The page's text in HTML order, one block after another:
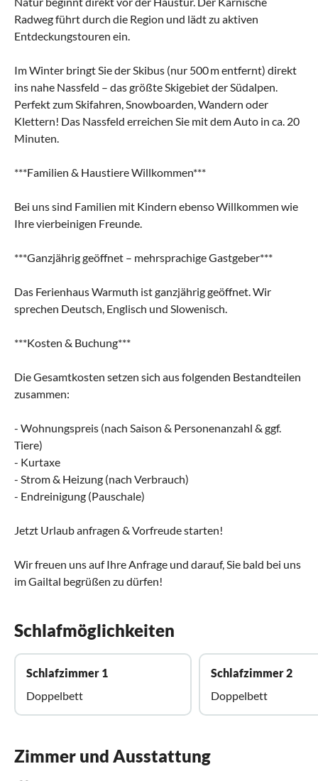
Radweg führt durch die Region und lädt zu aktiven
Entdeckungstouren ein.
Im Winter bringt Sie der Skibus (nur 500 m entfernt) direkt
ins nahe Nassfeld – das größte Skigebiet der Südalpen.
Perfekt zum Skifahren, Snowboarden, Wandern oder
Klettern! Das Nassfeld erreichen Sie mit dem Auto in ca. 20
Minuten.
***Familien & Haustiere Willkommen***
Bei uns sind Familien mit Kindern ebenso Willkommen wie
Ihre vierbeinigen Freunde.
***Ganzjährig geöffnet – mehrsprachige Gastgeber***
Das Ferienhaus Warmuth ist ganzjährig geöffnet. Wir
sprechen Deutsch, Englisch und Slowenisch.
***Kosten & Buchung***
Die Gesamtkosten setzen sich aus folgenden Bestandteilen
zusammen:
- Wohnungspreis (nach Saison & Personenanzahl & ggf.
Tiere)
- Kurtaxe
- Strom & Heizung (nach Verbrauch)
- Endreinigung (Pauschale)
Jetzt Urlaub anfragen & Vorfreude starten!
Wir freuen uns auf Ihre Anfrage und darauf, Sie bald bei uns
im Gailtal begrüßen zu dürfen!
Schlafmöglichkeiten
Schlafzimmer 1
Doppelbett
Schlafzimmer 2
Doppelbett
Zimmer und Ausstattung